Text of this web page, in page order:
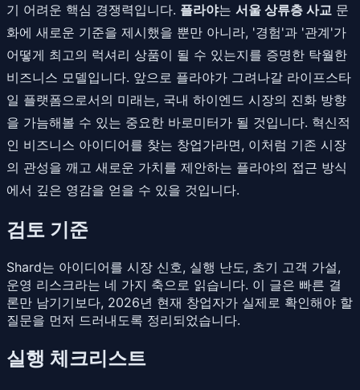
기 어려운 핵심 경쟁력입니다. 플라야는 서울 상류층 사교 문
화에 새로운 기준을 제시했을 뿐만 아니라, '경험'과 '관계'가
어떻게 최고의 럭셔리 상품이 될 수 있는지를 증명한 탁월한
비즈니스 모델입니다. 앞으로 플라야가 그려나갈 라이프스타
일 플랫폼으로서의 미래는, 국내 하이엔드 시장의 진화 방향
을 가늠해볼 수 있는 중요한 바로미터가 될 것입니다. 혁신적
인 비즈니스 아이디어를 찾는 창업가라면, 이처럼 기존 시장
의 관성을 깨고 새로운 가치를 제안하는 플라야의 접근 방식
에서 깊은 영감을 얻을 수 있을 것입니다.
검토 기준
Shard는 아이디어를 시장 신호, 실행 난도, 초기 고객 가설,
운영 리스크라는 네 가지 축으로 읽습니다. 이 글은 빠른 결
론만 남기기보다, 2026년 현재 창업자가 실제로 확인해야 할
질문을 먼저 드러내도록 정리되었습니다.
실행 체크리스트